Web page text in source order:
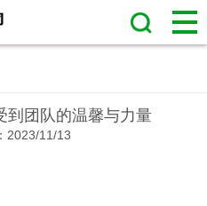
到团队的温馨与力量
2023/11/13